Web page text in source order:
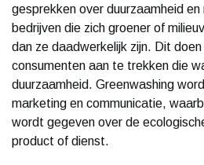
gesprekken over duurzaamheid
bedrijven die zich groener of
dan ze daadwerkelijk zijn. Dit
consumenten aan te trekken die
duurzaamheid. Greenwashing
marketing en communicatie,
wordt gegeven over de
product of dienst.